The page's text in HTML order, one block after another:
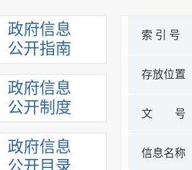
政府信息
公开指南
政府信息
公开制度
政府信息
公开目录
索 引 号
存放位置
文 号
信息名称